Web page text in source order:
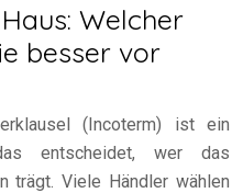
Welcher
besser vor
(Incoterm) ist ein
entscheidet, wer das
trägt. Viele Händler wählen